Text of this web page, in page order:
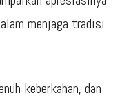
menjaga tradisi
keberkahan, dan